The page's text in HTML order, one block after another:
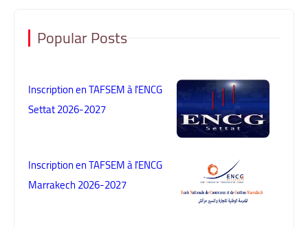
Popular Posts
Inscription en TAFSEM à l'ENCG
Settat 2026-2027
Inscription en TAFSEM à l'ENCG
Marrakech 2026-2027